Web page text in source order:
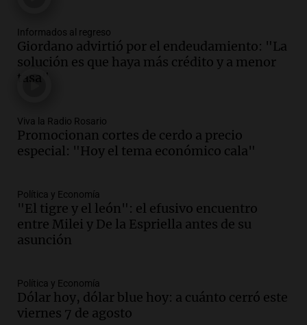
Audio.Río Gallegos reporta frío extremo
y llega avión para escuelas de la décima
brigada aérea
Audio.La justicia reconoce al COVID
como enfermedad laboral tras la muerte
de un docente
Audio.Aumento de tarifas de luz en San
Luis a partir de agosto por nueva
regulación de la energía
Audio.Gabriela Irrazábal: “Un 35,5% de
la población del país fue a templos a
buscar ayuda el último año”
Informados al regreso
Giordano advirtió por el endeudamiento: "La
solución es que haya más crédito y a menor
tasa"
Viva la Radio Rosario
Promocionan cortes de cerdo a precio
especial: "Hoy el tema económico cala"
Política y Economía
"El tigre y el león": el efusivo encuentro
entre Milei y De la Espriella antes de su
asunción
Política y Economía
Dólar hoy, dólar blue hoy: a cuánto cerró este
viernes 7 de agosto